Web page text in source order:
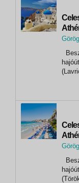
2.nap
(Törökország)